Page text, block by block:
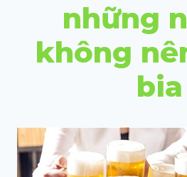
những
không
bia